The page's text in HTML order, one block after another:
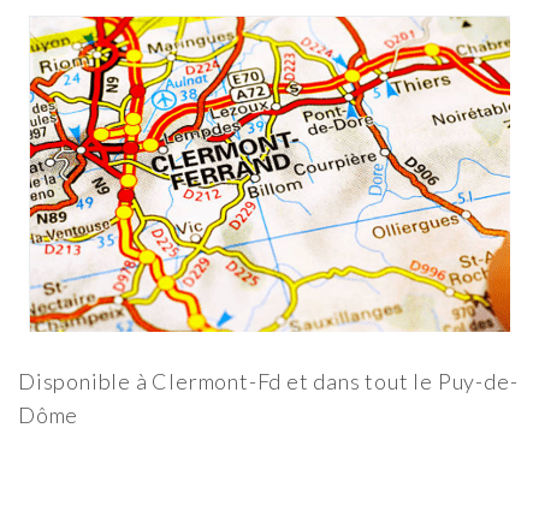
Disponible à Clermont-Fd et dans tout le Puy-de-
Dôme